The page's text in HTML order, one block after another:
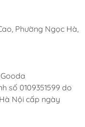
Phường Ngọc Hà,
số 0109351599 do
Nội cấp ngày